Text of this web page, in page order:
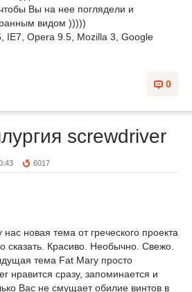
Вы на нее поглядели и
видом )))))
IE7, Opera 9.5, Mozilla 3, Google
0
screwdriver
6017
новая тема от греческого проекта
сказать. Красиво. Необычно. Свежо.
тема Fat Mary просто
нравится сразу, запоминается и
Вас не смущает обилие винтов в